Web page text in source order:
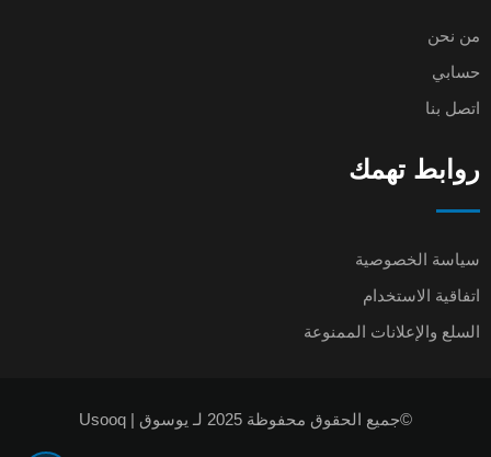
من نحن
حسابي
اتصل بنا
روابط تهمك
سياسة الخصوصية
اتفاقية الاستخدام
السلع والإعلانات الممنوعة
©جميع الحقوق محفوظة 2025 لـ يوسوق | Usooq